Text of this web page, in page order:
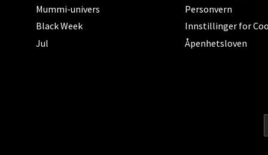
Mummi-univers
Black Week
Jul
Personvern
Innstillinger for
Åpenhetsloven
Åpent i